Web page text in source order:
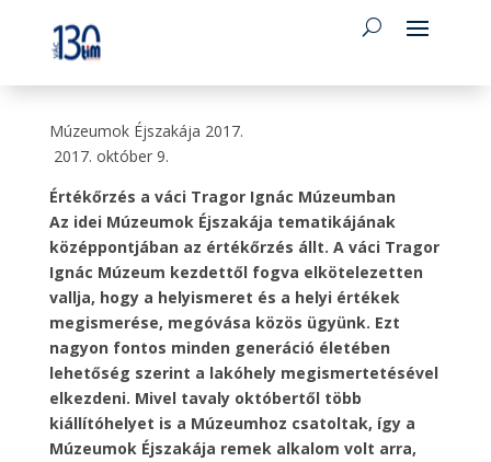
Múzeumok Éjszakája 2017.
2017. október 9.
Értékőrzés a váci Tragor Ignác Múzeumban
Az idei Múzeumok Éjszakája tematikájának
középpontjában az értékőrzés állt. A váci Tragor
Ignác Múzeum kezdettől fogva elkötelezetten
vallja, hogy a helyismeret és a helyi értékek
megismerése, megóvása közös ügyünk. Ezt
nagyon fontos minden generáció életében
lehetőség szerint a lakóhely megismertetésével
elkezdeni. Mivel tavaly októbertől több
kiállítóhelyet is a Múzeumhoz csatoltak, így a
Múzeumok Éjszakája remek alkalom volt arra,